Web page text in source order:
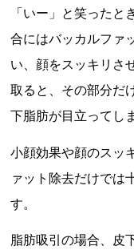
「いー」と笑った
合にはバッカルファ
い、顔をスッキリさ
取ると、その部分だ
下脂肪が目立ってし
小顔効果や顔のスッ
ァット除去だけでは
す。
脂肪吸引の場合、皮